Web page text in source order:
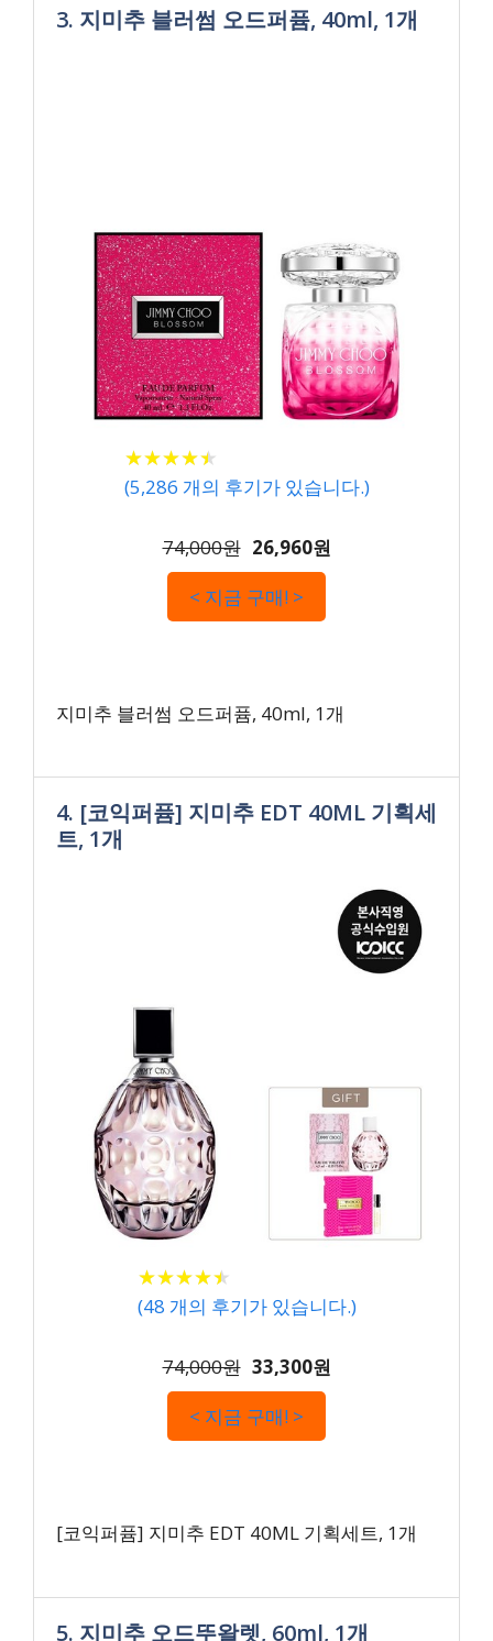
3. 지미추 블러썸 오드퍼퓸, 40ml, 1개
★★★★★
★★★★★
(5,286 개의 후기가 있습니다.)
74,000원 26,960원
< 지금 구매! >
지미추 블러썸 오드퍼퓸, 40ml, 1개
4. [코익퍼퓸] 지미추 EDT 40ML 기획세
트, 1개
★★★★★
★★★★★
(48 개의 후기가 있습니다.)
74,000원 33,300원
< 지금 구매! >
[코익퍼퓸] 지미추 EDT 40ML 기획세트, 1개
5. 지미추 오드뚜왈렛, 60ml, 1개